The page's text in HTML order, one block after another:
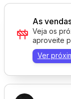
As
Veja os
aproveite
Ver